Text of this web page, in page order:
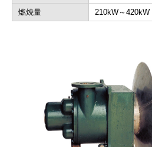
燃焼量
210kW～420kW